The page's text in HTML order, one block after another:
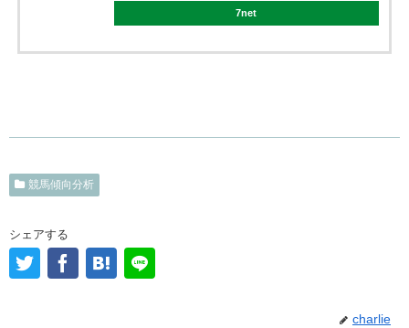
7net
競馬傾向分析
シェアする
charlie